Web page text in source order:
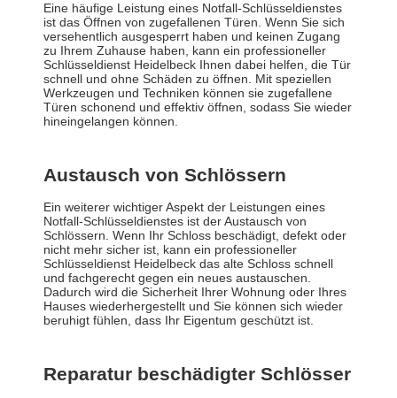
Eine häufige Leistung eines Notfall-Schlüsseldienstes
ist das Öffnen von zugefallenen Türen. Wenn Sie sich
versehentlich ausgesperrt haben und keinen Zugang
zu Ihrem Zuhause haben, kann ein professioneller
Schlüsseldienst Heidelbeck Ihnen dabei helfen, die Tür
schnell und ohne Schäden zu öffnen. Mit speziellen
Werkzeugen und Techniken können sie zugefallene
Türen schonend und effektiv öffnen, sodass Sie wieder
hineingelangen können.
Austausch von Schlössern
Ein weiterer wichtiger Aspekt der Leistungen eines
Notfall-Schlüsseldienstes ist der Austausch von
Schlössern. Wenn Ihr Schloss beschädigt, defekt oder
nicht mehr sicher ist, kann ein professioneller
Schlüsseldienst Heidelbeck das alte Schloss schnell
und fachgerecht gegen ein neues austauschen.
Dadurch wird die Sicherheit Ihrer Wohnung oder Ihres
Hauses wiederhergestellt und Sie können sich wieder
beruhigt fühlen, dass Ihr Eigentum geschützt ist.
Reparatur beschädigter Schlösser